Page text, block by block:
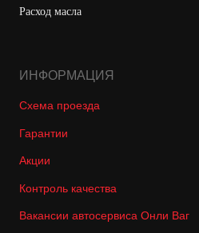
Расход масла
ИНФОРМАЦИЯ
Схема проезда
Гарантии
Акции
Контроль качества
Вакансии автосервиса Онли Ваг